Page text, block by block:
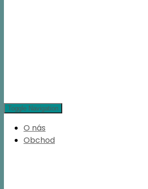
Toggle Navigation
O nás
Obchod